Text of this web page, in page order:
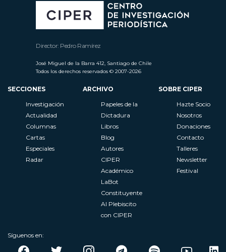
Director: Pedro Ramírez
José Miguel de la Barra 412, Santiago de Chile
Todos los derechos reservados © 2007-2026
SECCIONES
Investigación
Actualidad
Columnas
Cartas
Especiales
Radar
ARCHIVO
Papeles de la
Dictadura
Libros
Blog
Autores
CIPER
Académico
LaBot
Constituyente
Al Plebiscito
con CIPER
SOBRE CIPER
Hazte Socio
Nosotros
Donaciones
Contacto
Talleres
Newsletter
Festival
Síguenos en: